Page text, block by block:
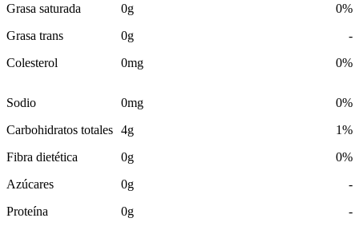
Grasa saturada
Grasa trans
Colesterol
0g
0g
0mg
0%
-
0%
Sodio
Carbohidratos totales
Fibra dietética
Azúcares
Proteína
0mg
4g
0g
0g
0g
0%
1%
0%
-
-